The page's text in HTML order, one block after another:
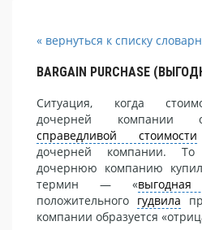
« вернуться к списку
BARGAIN PURCHASE
Ситуация, когда
дочерней компании
справедливой стоимости
дочерней компании.
дочернюю компанию
термин — «
положительного гудвила
компании образуется